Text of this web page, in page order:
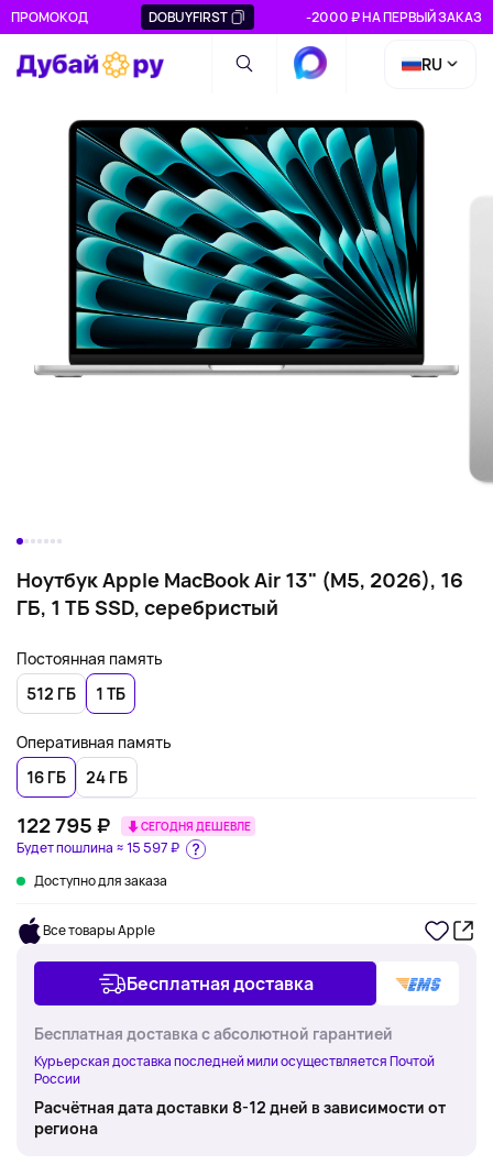
ПРОМОКОД DOBUYFIRST -2000 ₽ НА ПЕРВЫЙ ЗАКАЗ
RU
Ноутбук Apple MacBook Air 13" (M5, 2026), 16
ГБ, 1 ТБ SSD, серебристый
Постоянная память
512 ГБ
1 ТБ
Оперативная память
16 ГБ
24 ГБ
Будет пошлина ≈15 597 ₽
122 795 ₽ СЕГОДНЯ ДЕШЕВЛЕ
Доступно для заказа
Все товары Apple
Бесплатная доставка
Бесплатная доставка с абсолютной гарантией
Курьерская доставка последней мили осуществляется Почтой
России
Расчётная дата доставки 8-12 дней в зависимости от
региона